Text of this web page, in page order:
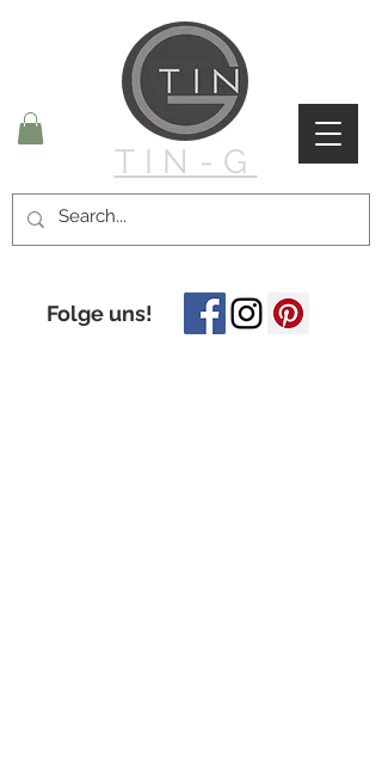
TIN-G
Folge uns!